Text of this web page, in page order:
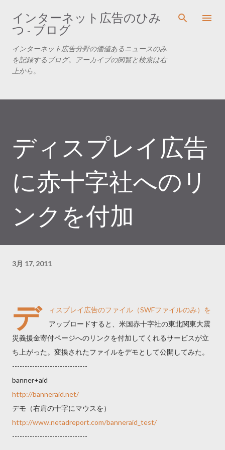
スキップしてメイン コンテンツに移動
インターネット広告のひみ
つ - ブログ
インターネット広告分野の価値あるニュースのみ
を記録するブログ。アーカイブの閲覧と検索は右
上から。
ディスプレイ広告
に赤十字社へのリ
ンクを付加
3月 17, 2011
デ
ィスプレイ広告のファイル（SWFファイルのみ）を
アップロードすると、米国赤十字社の東北関東大震
災義援金寄付ページへのリンクを付加してくれるサービスが立
ち上がった。変換されたファイルをデモとして公開してみた。
------------------------------
banner+aid
http://banneraid.net/
デモ（右肩の十字にマウスを）
http://www.netadreport.com/banneraid_test/
------------------------------